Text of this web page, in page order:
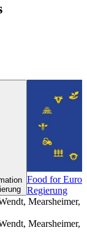
Food for
Regierung
Mearsheimer,
Mearsheimer,